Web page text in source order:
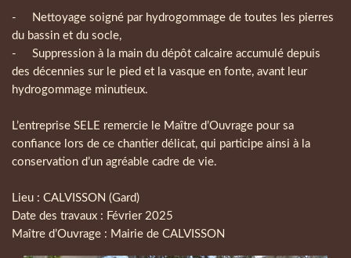
- Nettoyage soigné par hydrogommage de toutes les pierres
du bassin et du socle,
- Suppression à la main du dépôt calcaire accumulé depuis
des décennies sur le pied et la vasque en fonte, avant leur
hydrogommage minutieux.
L’entreprise SELE remercie le Maître d’Ouvrage pour sa
confiance lors de ce chantier délicat, qui participe ainsi à la
conservation d’un agréable cadre de vie.
Lieu : CALVISSON (Gard)
Date des travaux : Février 2025
Maître d’Ouvrage : Mairie de CALVISSON